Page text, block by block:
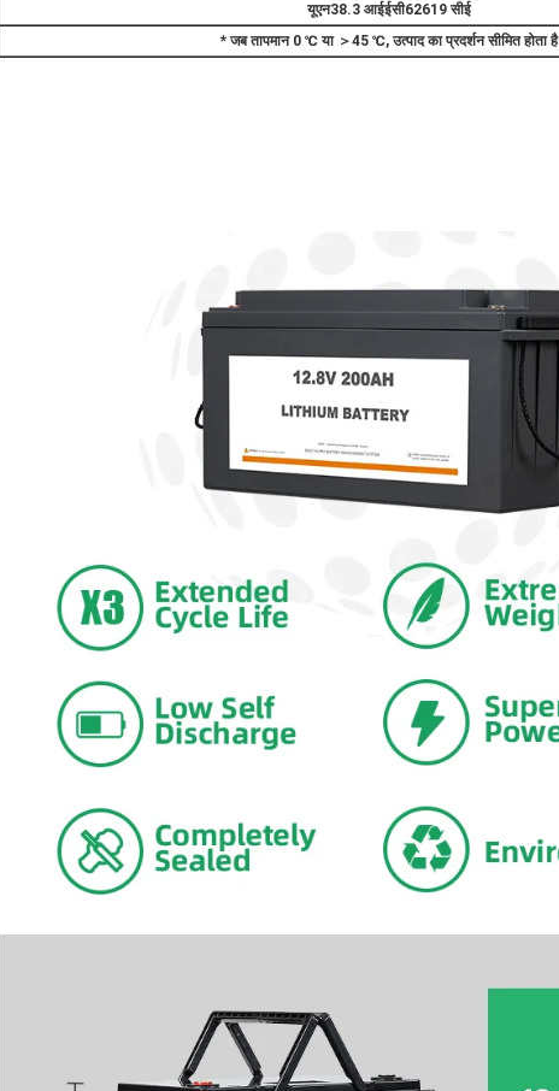
यूएन38.3 आईईसी62619 सीई
* जब तापमान 0 ℃ या ＞45 ℃, उत्पाद का प्रदर्शन सीमित होता है